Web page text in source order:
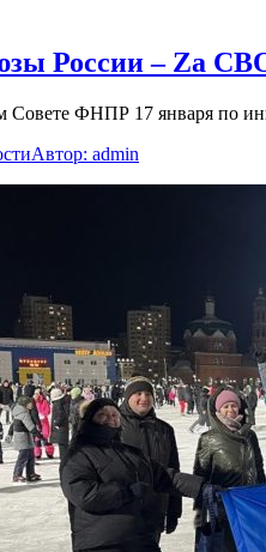
России – Zа
Совете ФНПР 17 января по
Автор: admin